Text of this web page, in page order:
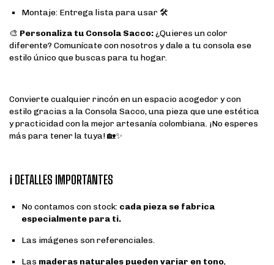
Montaje: Entrega lista para usar 🛠️
🎨 Personaliza tu Consola Sacco:¿Quieres un color
diferente? Comunícate con nosotros y dale a tu consola ese
estilo único que buscas para tu hogar.
Convierte cualquier rincón en un espacio acogedor y con
estilo gracias a la Consola Sacco, una pieza que une estética
y practicidad con la mejor artesanía colombiana. ¡No esperes
más para tener la tuya! 🏡✨
ℹ️ DETALLES IMPORTANTES
No contamos con stock: cada pieza se fabrica
especialmente para ti.
Las imágenes son referenciales.
Las maderas naturales pueden variar en tono,